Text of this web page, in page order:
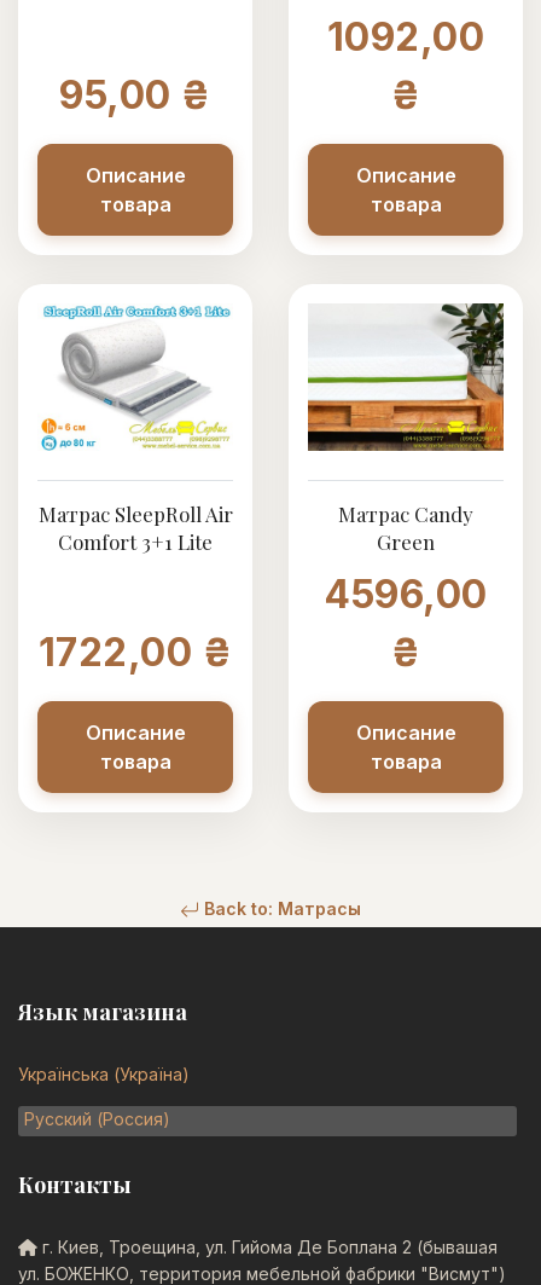
95,00 ₴
Описание
товара
1092,00
₴
Описание
товара
Матрас SleepRoll Air
Comfort 3+1 Lite
1722,00 ₴
Описание
товара
Матрас Candy
Green
4596,00
₴
Описание
товара
Back to: Матрасы
Язык магазина
Українська (Україна)
Русский (Россия)
Контакты
г. Киев, Троещина, ул. Гийома Де Боплана 2 (бывашая
ул. БОЖЕНКО, территория мебельной фабрики "Висмут")